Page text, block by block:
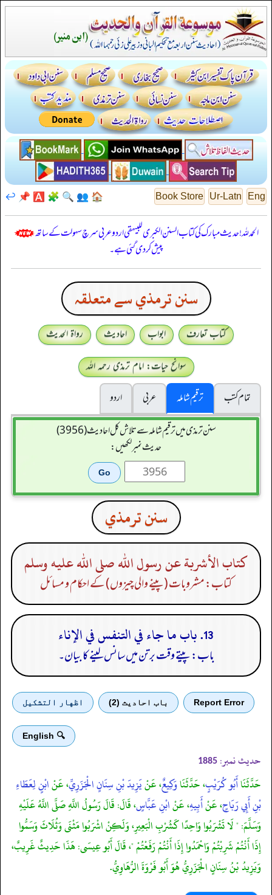
Eng
Ur-Latn
Book Store
🏠
👥
🔍
🧩
🅰️
📌
↩️
الحمدللہ! حدیث مبارک کی کتاب السنن الكبرى للبيهقي اردو عربی سرچ سہولت کے ساتھ
پیش کر دی گئی ہے۔
سنن ترمذي سے متعلقہ
کتاب تعارف ابواب احادیث
رواۃ الحدیث
سوانح حیات: امام ترمذی رحمہ اللہ
تمام کتب
ترقیم شاملہ عربی
اردو
سنن ترمذی میں ترقیم شاملہ سے تلاش کل احادیث (3956)
حدیث نمبر لکھیں:
سنن ترمذي
كتاب الأشربة عن رسول الله صلى الله عليه وسلم
کتاب: مشروبات (پینے والی چیزوں) کے احکام و مسائل
13. باب ما جاء في التنفس في الإناء
باب: پیتے وقت برتن میں سانس لینے کا بیان۔
Report Error باب احادیث (2) اظهار التشكيل
🔍 English
حدیث نمبر: 1885
حَدَّثَنَاأَبُو كُرَيْبٍ، حَدَّثَنَاوَكِيعٌ، عَنْيَزِيدَ بْنِ سِنَانٍ الْجَزَرِيِّ، عَنْابْنٍ لِعَطَاءِ
بْنِ أَبِي رَبَاحٍ، عَنْأَبِيهِ، عَنْابْنِ عَبَّاسٍ، قَالَ: قَالَ رَسُولُ اللَّهِ صَلَّى اللَّهُ عَلَيْهِ
وَسَلَّمَ: " لَا تَشْرَبُوا وَاحِدًا كَشُرْبِ الْبَعِيرِ، وَلَكِنْ اشْرَبُوا مَثْنَى وَثُلَاثَ وَسَمُّوا
إِذَا أَنْتُمْ شَرِبْتُمْ وَاحْمَدُوا إِذَا أَنْتُمْ رَفَعْتُمْ "، قَالَ أَبُو عِيسَى: هَذَا حَدِيثٌ غَرِيبٌ،
وَيَزِيدُ بْنُ سِنَانٍ الْجَزَرِيُّ هُوَ أَبُو فَرْوَةَ الرُّهَاوِيُّ.